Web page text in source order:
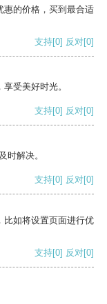
惠的价格，买到最合适
支持[0] 反对[0]
受美好时光。
支持[0] 反对[0]
时解决。
支持[0] 反对[0]
比如将设置页面进行优
支持[0] 反对[0]